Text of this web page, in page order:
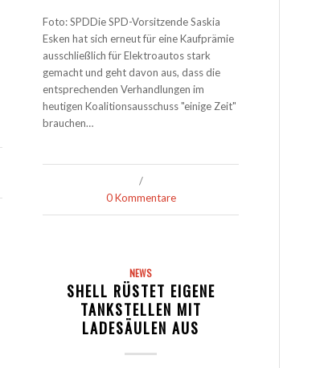
Foto: SPDDie SPD-Vorsitzende Saskia
Esken hat sich erneut für eine Kaufprämie
ausschließlich für Elektroautos stark
gemacht und geht davon aus, dass die
entsprechenden Verhandlungen im
heutigen Koalitionsausschuss "einige Zeit"
brauchen…
/
0 Kommentare
NEWS
SHELL RÜSTET EIGENE
TANKSTELLEN MIT
LADESÄULEN AUS